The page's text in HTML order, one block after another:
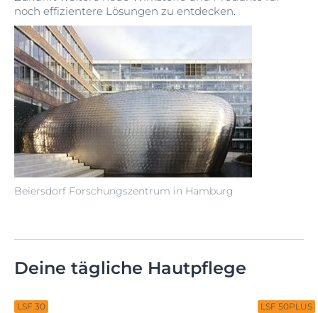
Beiersdorf Forschungszentrum in Hamburg
noch effizientere Lösungen zu entdecken.
Deine tägliche Hautpflege
LSF 30 LSF 50PLUS